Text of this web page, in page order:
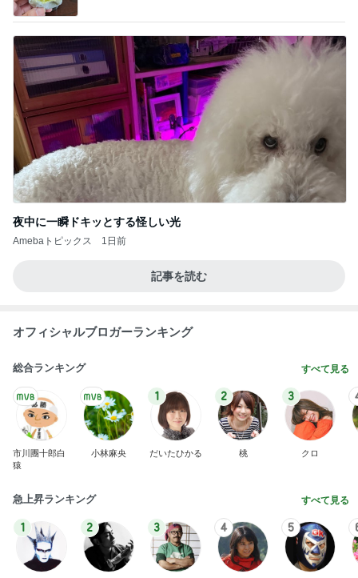
夜中に一瞬ドキッとする怪しい光
Amebaトピックス 1日前
記事を読む
オフィシャルブロガーランキング
総合ランキング すべて見る
市川團十郎白
猿
小林麻央
1
だいたひかる
2
桃
3
クロ
急上昇ランキング すべて見る
1 2 3 4 5